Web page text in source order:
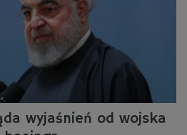
wyjaśnień od wojska